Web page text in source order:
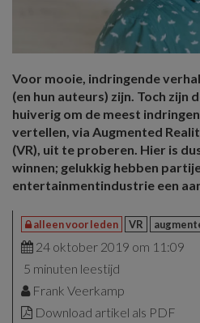
Voor mooie, indringende
(en hun auteurs) zijn. Toch zijn
huiverig om de meest
vertellen, via Augmented
(VR), uit te proberen. Hier is
winnen; gelukkig hebben
entertainmentindustrie een
alleen voor leden VR
24 oktober 2019 om 11:09
5 minuten leestijd
Frank Veerkamp
Download artikel als PDF